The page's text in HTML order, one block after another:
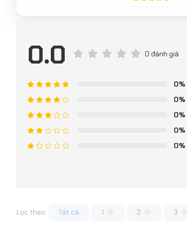
0.0 0 đánh giá
0%
0%
0%
0%
0%
Lọc theo: Tất cả 1 2 3